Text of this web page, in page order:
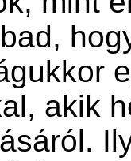
akik